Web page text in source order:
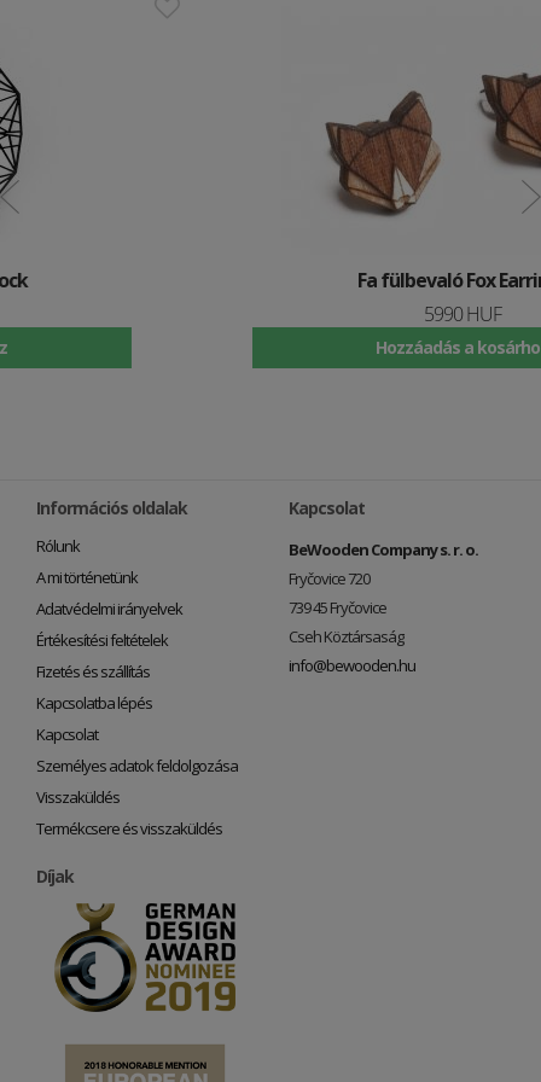
Fa fülbevaló Fox Earrings
Információs oldalak
Rólunk
A mi történetünk
Adatvédelmi irányelvek
Értékesítési feltételek
Fizetés és szállítás
Kapcsolatba lépés
Kapcsolat
Személyes adatok feldolgozása
Visszaküldés
Termékcsere és visszaküldés
Kapcsolat
BeWooden Company s. r. o.
Fryčovice 720
739 45 Fryčovice
Cseh Köztársaság
info@bewooden.hu
Díjak